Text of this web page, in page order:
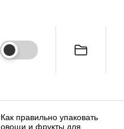
Как правильно упаковать
овощи и фрукты для